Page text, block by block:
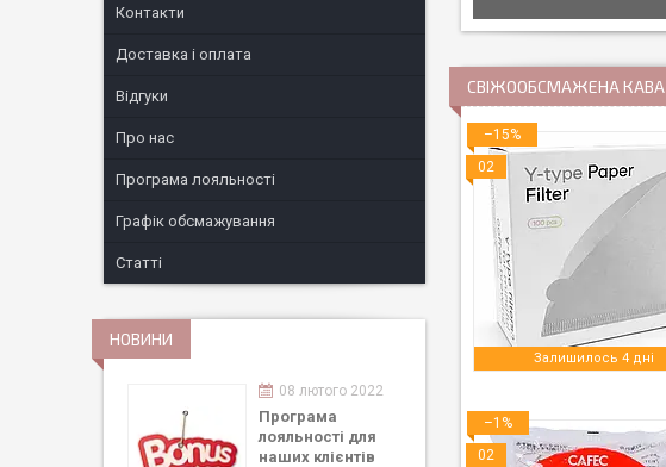
СВІЖООБСМАЖЕНА КАВА
02
–15%
Залишилось 4 дні
02
–1%
Контакти
Доставка і оплата
Відгуки
Про нас
Програма лояльності
Графік обсмажування
Статті
НОВИНИ
08 лютого 2022
Програма
лояльності для
наших клієнтів